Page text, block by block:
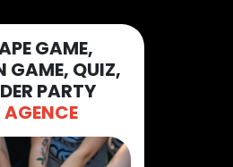
GAME,
GAME, QUIZ,
PARTY
AGENCE